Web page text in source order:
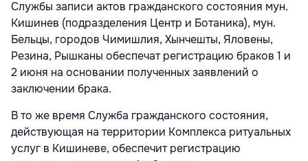
Службы записи актов гражданского состояния мун.
Кишинев (подразделения Центр и Ботаника), мун.
Бельцы, городов Чимишлия, Хынчешты, Яловены,
Резина, Рышканы обеспечат регистрацию браков 1 и
2 июня на основании полученных заявлений о
заключении брака.
В то же время Служба гражданского состояния,
действующая на территории Комплекса ритуальных
услуг в Кишиневе, обеспечит регистрацию